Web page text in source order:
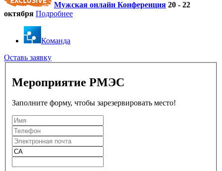
Мужская онлайн Конференция 20 - 22
октября Подробнее
Команда
Оставь заявку
Мероприятие РМЭС
Заполните форму, чтобы зарезервировать место!